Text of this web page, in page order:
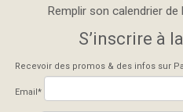
Remplir son calendrier de
S’inscrire à
Recevoir des promos & des infos sur
Email*